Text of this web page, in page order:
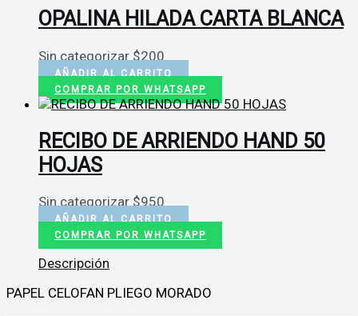
OPALINA HILADA CARTA BLANCA
Sin categorizar $200
AÑADIR AL CARRITO
COMPRAR POR WHATSAPP
RECIBO DE ARRIENDO HAND 50
HOJAS
Sin categorizar $950
AÑADIR AL CARRITO
COMPRAR POR WHATSAPP
Descripción
PAPEL CELOFAN PLIEGO MORADO